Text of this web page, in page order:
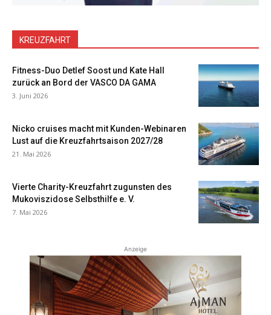
KREUZFAHRT
Fitness-Duo Detlef Soost und Kate Hall
zurück an Bord der VASCO DA GAMA
3. Juni 2026
Nicko cruises macht mit Kunden-Webinaren
Lust auf die Kreuzfahrtsaison 2027/28
21. Mai 2026
Vierte Charity-Kreuzfahrt zugunsten des
Mukoviszidose Selbsthilfe e. V.
7. Mai 2026
Anzeige